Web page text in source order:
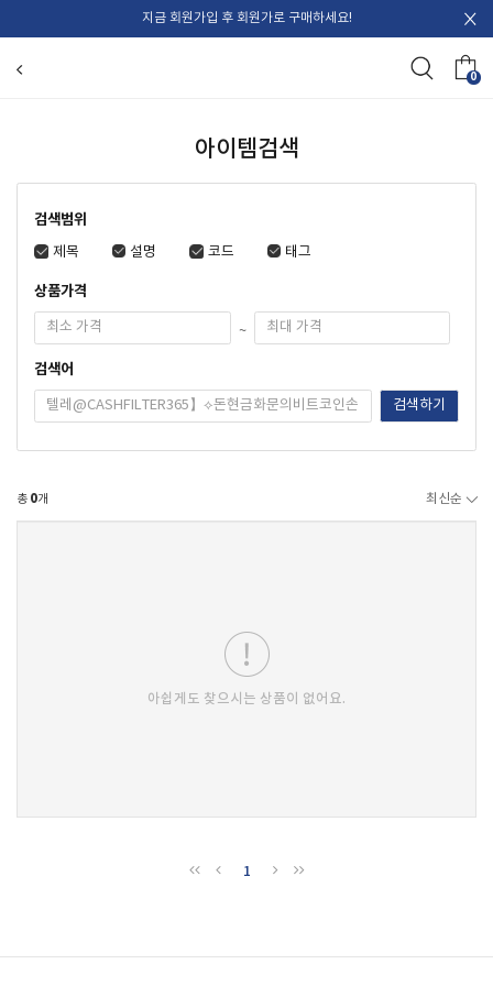
지금 회원가입 후 회원가로 구매하세요!
0
아이템검색
검색범위
제목 설명 코드 태그
상품가격
~
검색어
검색하기
총 0개 최신순
아쉽게도 찾으시는 상품이 없어요.
1